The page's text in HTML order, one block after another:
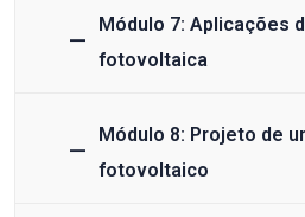
Módulo 7: Aplicações
fotovoltaica
Módulo 8: Projeto de
fotovoltaico